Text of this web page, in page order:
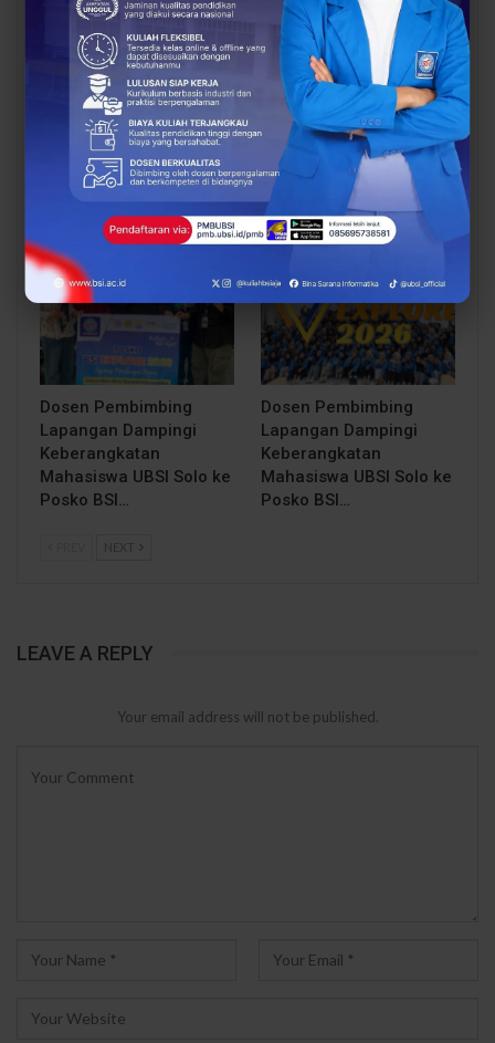
Sinergi Pendidikan dan
Industri Makin Panas!
BCC & BEC Sukses Gelar
Proses Belajar di UBSI
yang Mendukung
Mahasiswa Lebih Siap
Kerja
BERITA
Dosen Pembimbing
Lapangan Dampingi
Keberangkatan
Mahasiswa UBSI Solo ke
Posko BSI…
Dosen Pembimbing
Lapangan Dampingi
Keberangkatan
Mahasiswa UBSI Solo ke
Posko BSI…
NEXT
LEAVE A REPLY
Your email address will not be published.